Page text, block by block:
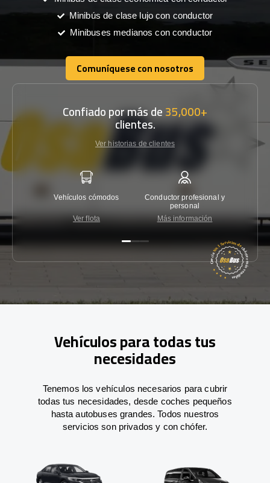
Minibús de clase lujo con conductor
Minibuses medianos con conductor
Comuníquese con nosotros
Comuníquese con nosotros
Confiado por más de35,000+
clientes.
Ver historias de clientes
Vehículos cómodos
Ver flota
Conductor profesional y
personal
Más información
Vehículos para todas tus
necesidades
Tenemos los vehículos necesarios para cubrir
todas tus necesidades, desde coches pequeños
hasta autobuses grandes. Todos nuestros
servicios son privados y con chófer.